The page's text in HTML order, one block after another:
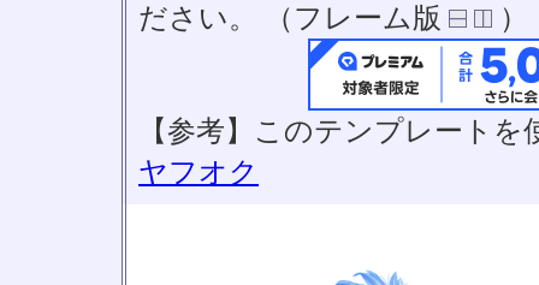
ださい。 （フレーム版
）
【参考】このテンプレート
ヤフオク